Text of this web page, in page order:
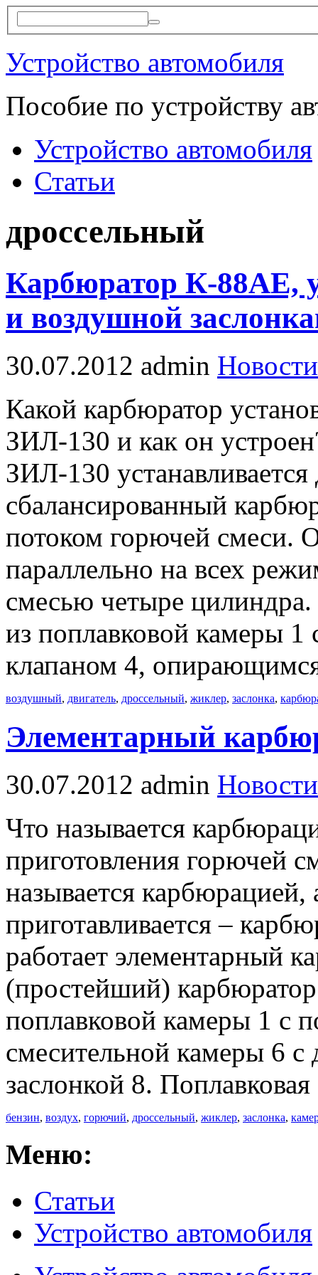
Устройство автомобиля
Пособие по устройству
Устройство автомобиля
Статьи
дроссельный
Карбюратор К-88АЕ,
и воздушной
30.07.2012 admin Новости
Какой карбюратор
ЗИЛ-130 и как он
ЗИЛ-130
сбалансированный
потоком горючей смеси.
параллельно на всех
смесью четыре
из поплавковой камеры 1
клапаном 4,
воздушный, двигатель, дроссельный, жиклер, заслонка,
Элементарный
30.07.2012 admin Новости
Что называется
приготовления горючей
называется
приготавливается –
работает элементарный
(простейший)
поплавковой камеры 1 с
смесительной камеры 6
заслонкой 8.
бензин, воздух, горючий, дроссельный, жиклер, заслонка,
Меню:
Статьи
Устройство автомобиля